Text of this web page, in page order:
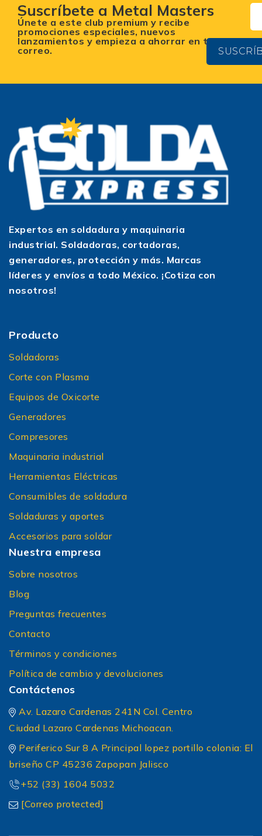
Suscríbete a Metal Masters
Únete a este club premium y recibe
promociones especiales, nuevos
lanzamientos y empieza a ahorrar en tu
correo.
Expertos en soldadura y maquinaria
industrial. Soldadoras, cortadoras,
generadores, protección y más. Marcas
líderes y envíos a todo México. ¡Cotiza con
nosotros!
Producto
Soldadoras
Corte con Plasma
Equipos de Oxicorte
Generadores
Compresores
Maquinaria industrial
Herramientas Eléctricas
Consumibles de soldadura
Soldaduras y aportes
Accesorios para soldar
Nuestra empresa
Sobre nosotros
Blog
Preguntas frecuentes
Contacto
Términos y condiciones
Política de cambio y devoluciones
Contáctenos
Av. Lazaro Cardenas 241N Col. Centro
Ciudad Lazaro Cardenas Michoacan.
Periferico Sur 8 A Principal lopez portillo colonia: El
briseño CP 45236 Zapopan Jalisco
+52 (33) 1604 5032
[Correo protected]